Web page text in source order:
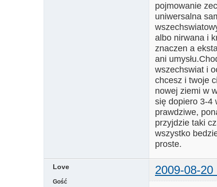
pojmowanie
uniwersalna
albo nirwana i
znaczen a
ani
wszechswiat i
chcesz i twoje
nowej ziemi w
się dopiero 3-4
prawdziwe,
przyjdzie taki
wszystko
proste.
Love 2009-08-20
Gość